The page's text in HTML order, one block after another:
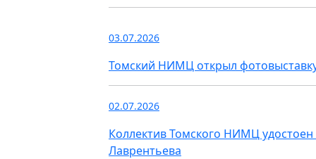
03.07.2026
Томский НИМЦ открыл
02.07.2026
Коллектив Томского НИМЦ
Лаврентьева